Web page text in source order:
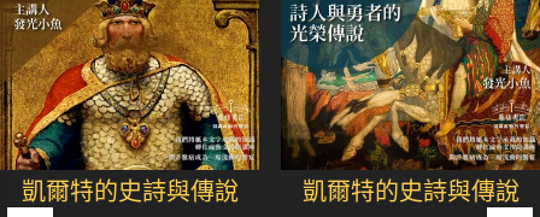
凱爾特的史詩與傳說
凱爾特的史詩與傳說